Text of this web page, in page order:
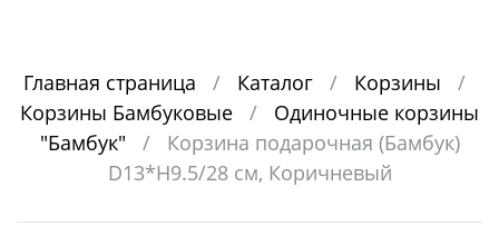
Главная страница / Каталог / Корзины
/
Корзины Бамбуковые
/
Одиночные корзины
"Бамбук"
/
Корзина подарочная (Бамбук)
D13*H9.5/28 см, Коричневый